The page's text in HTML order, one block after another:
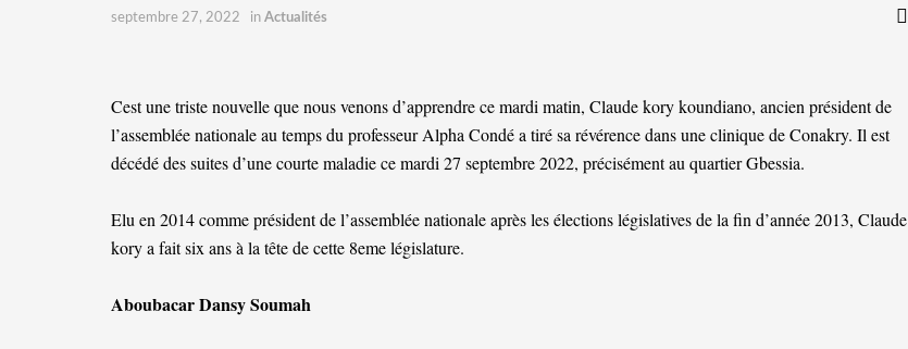
septembre 27, 2022 in Actualités
Cest une triste nouvelle que nous venons d’apprendre ce mardi matin, Claude kory koundiano, ancien président de
l’assemblée nationale au temps du professeur Alpha Condé a tiré sa révérence dans une clinique de Conakry. Il est
décédé des suites d’une courte maladie ce mardi 27 septembre 2022, précisément au quartier Gbessia.
Elu en 2014 comme président de l’assemblée nationale après les élections législatives de la fin d’année 2013, Claude
kory a fait six ans à la tête de cette 8eme législature.
Aboubacar Dansy Soumah